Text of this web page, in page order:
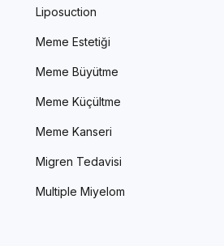
Liposuction
Meme Estetiği
Meme Büyütme
Meme Küçültme
Meme Kanseri
Migren Tedavisi
Multiple Miyelom